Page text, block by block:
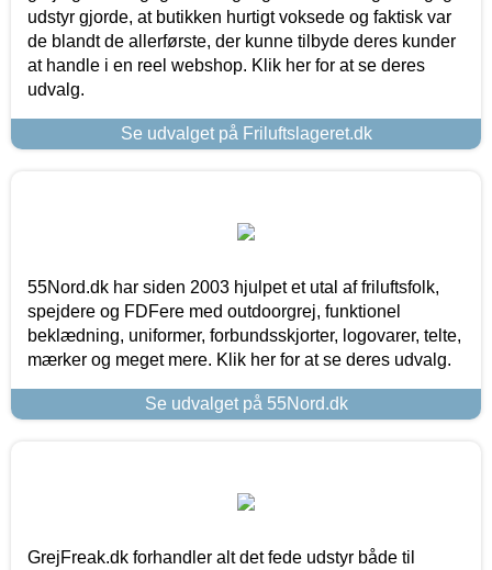
udstyr gjorde, at butikken hurtigt voksede og faktisk var
de blandt de allerførste, der kunne tilbyde deres kunder
at handle i en reel webshop. Klik her for at se deres
udvalg.
Se udvalget på Friluftslageret.dk
55Nord.dk har siden 2003 hjulpet et utal af friluftsfolk,
spejdere og FDFere med outdoorgrej, funktionel
beklædning, uniformer, forbundsskjorter, logovarer, telte,
mærker og meget mere. Klik her for at se deres udvalg.
Se udvalget på 55Nord.dk
GrejFreak.dk forhandler alt det fede udstyr både til